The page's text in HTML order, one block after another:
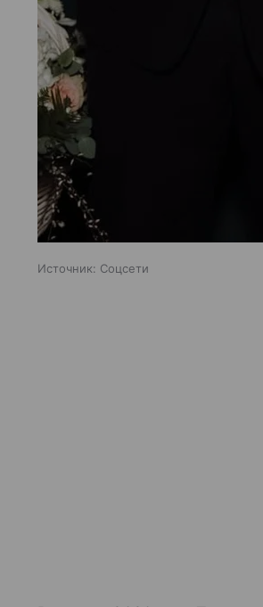
Источник: Соцсети